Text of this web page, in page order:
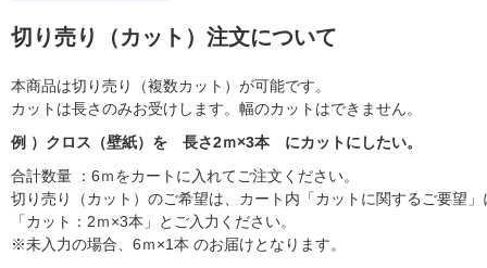
切り売り（カット）注文について
本商品は切り売り（複数カット）が可能です。
カットは長さのみお受けします。幅のカットはできません。
例 ）クロス（壁紙）を 長さ2ｍ×3本 にカットにしたい。
合計数量 ：6ｍをカートに入れてご注文ください。
切り売り（カット）のご希望は、カート内「カットに関するご要望」
「カット：2ｍ×3本」とご入力ください。
※未入力の場合、6ｍ×1本 のお届けとなります。